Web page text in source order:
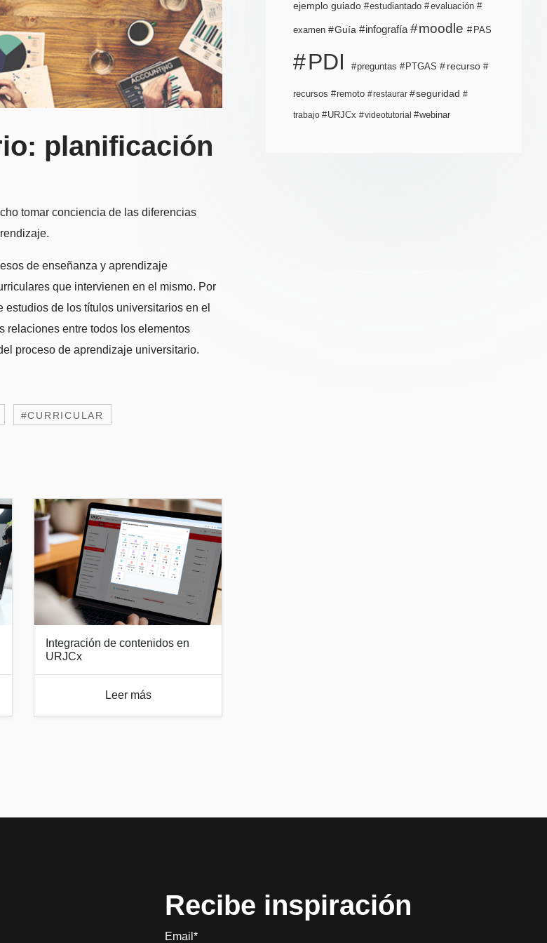
planificación
tomar conciencia de las diferencias
de enseñanza y aprendizaje
que intervienen en el mismo. Por
de los títulos universitarios en el
relaciones entre todos los elementos
proceso de aprendizaje universitario.
#CURRICULAR
Integración de contenidos en
URJCx
Leer más
ejemplo guiado estudiantado evaluación
examen Guía infografía moodle PAS
PDI preguntas PTGAS recurso
recursos remoto restaurar seguridad
trabajo URJCx videotutorial webinar
Recibe inspiración
Email*